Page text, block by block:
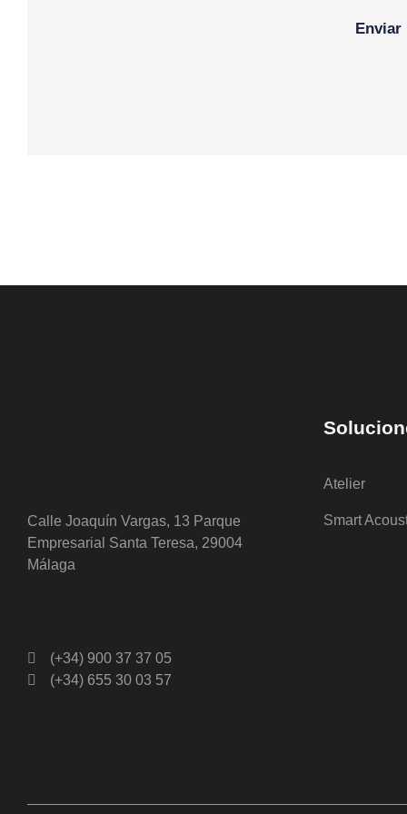
Calle Joaquín Vargas, 13 Parque
Empresarial Santa Teresa, 29004
Málaga
(+34) 900 37 37 05
(+34) 655 30 03 57
Atelier
Smart